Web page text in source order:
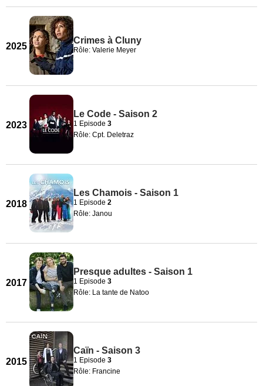
2025
Crimes à Cluny
Rôle: Valerie Meyer
2023
Le Code - Saison 2
1 Episode 3
Rôle: Cpt. Deletraz
2018
Les Chamois - Saison 1
1 Episode 2
Rôle: Janou
2017
Presque adultes - Saison 1
1 Episode 3
Rôle: La tante de Natoo
2015
Caïn - Saison 3
1 Episode 3
Rôle: Francine